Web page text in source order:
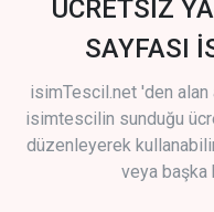
ÜCRETSİZ
SAYFASI
isimTescil.net 'den alan
isimtescilin sunduğu
düzenleyerek
veya başka